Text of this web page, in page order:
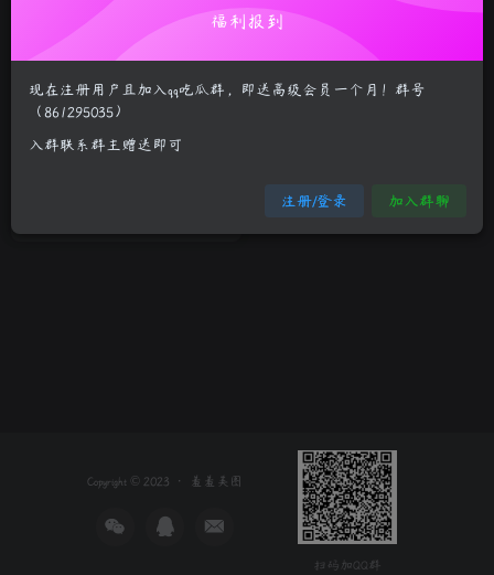
日本写真偶像青木未央清纯护
士装套图
Copyright © 2023 · 羞羞美图
扫码加QQ群
福利报到
现在注册用户且加入qq吃瓜群，即送高级会员一个月！群号
（861295035）
入群联系群主赠送即可
注册/登录 加入群聊